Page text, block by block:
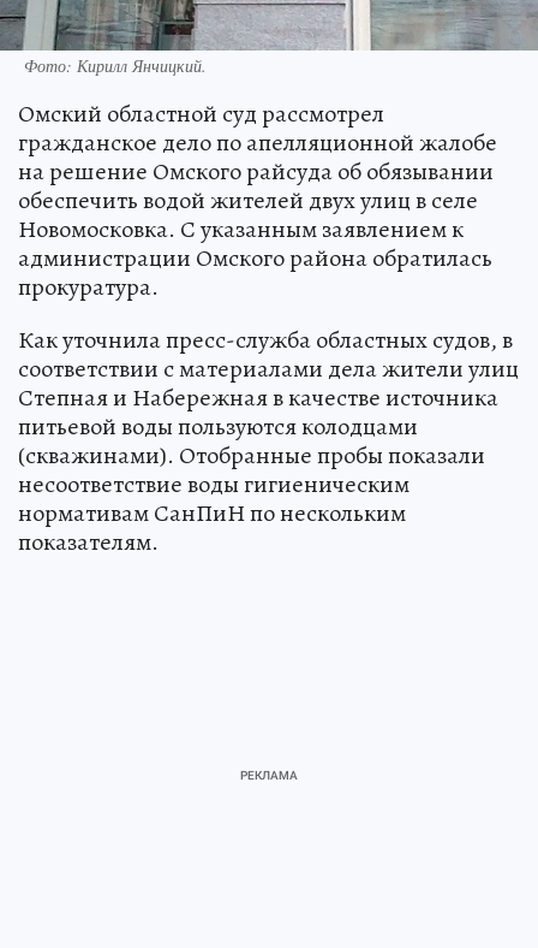
Фото: Кирилл Янчицкий.
Омский областной суд рассмотрел
гражданское дело по апелляционной жалобе
на решение Омского райсуда об обязывании
обеспечить водой жителей двух улиц в селе
Новомосковка. С указанным заявлением к
администрации Омского района обратилась
прокуратура.
Как уточнила пресс-служба областных судов, в
соответствии с материалами дела жители улиц
Степная и Набережная в качестве источника
питьевой воды пользуются колодцами
(скважинами). Отобранные пробы показали
несоответствие воды гигиеническим
нормативам СанПиН по нескольким
показателям.